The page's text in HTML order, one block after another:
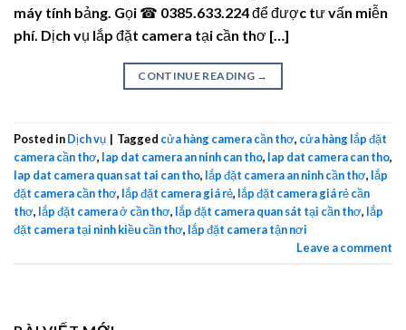
máy tính bảng. Gọi ☎ 0385.633.224 để được tư vấn miễn
phí. Dịch vụ lắp đặt camera tại cần thơ […]
CONTINUE READING →
Posted inDịch vụ | Tagged cửa hàng camera cần thơ, cửa hàng lắp đặt
camera cần thơ, lap dat camera an ninh can tho, lap dat camera can tho,
lap dat camera quan sat tai can tho, lắp đặt camera an ninh cần thơ, lắp
đặt camera cần thơ, lắp đặt camera giá rẻ, lắp đặt camera giá rẻ cần
thơ, lắp đặt camera ở cần thơ, lắp đặt camera quan sát tại cần thơ, lắp
đặt camera tại ninh kiều cần thơ, lắp đặt camera tận nơi
Leave a comment